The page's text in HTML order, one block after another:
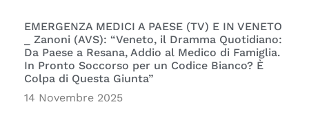
EMERGENZA MEDICI A PAESE (TV) E IN VENETO
_ Zanoni (AVS): “Veneto, il Dramma Quotidiano:
Da Paese a Resana, Addio al Medico di Famiglia.
In Pronto Soccorso per un Codice Bianco? È
Colpa di Questa Giunta”
14 Novembre 2025